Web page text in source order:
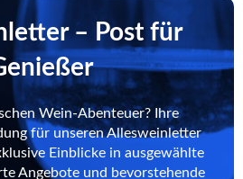
– Post für
Wein-Abenteuer? Ihre
für unseren Allesweinletter
Einblicke in ausgewählte
Angebote und bevorstehende